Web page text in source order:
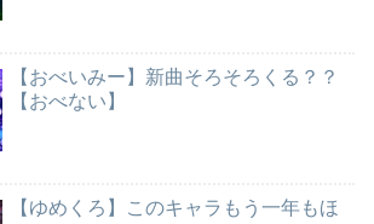
【おべいみー】新曲そろそろくる？？
【おべない】
【ゆめくろ】このキャラもう一年もほ